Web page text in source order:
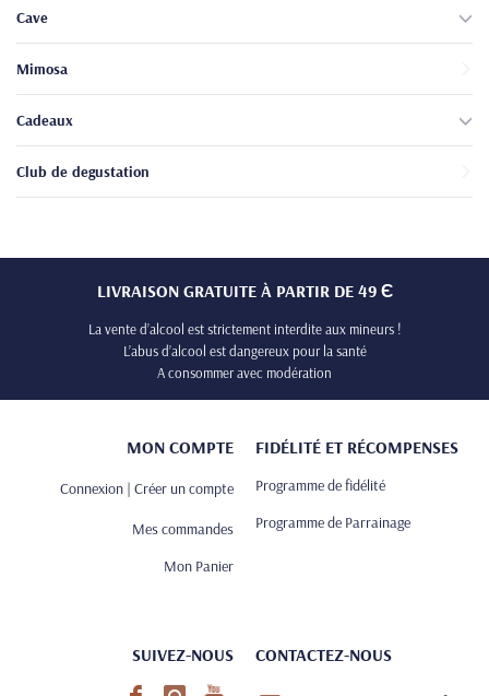
Cave
Mimosa
Cadeaux
Club de degustation
LIVRAISON GRATUITE À PARTIR DE 49 Є
La vente d’alcool est strictement interdite aux mineurs !
L’abus d’alcool est dangereux pour la santé
A consommer avec modération
MON COMPTE
Connexion | Créer un compte
Mes commandes
Mon Panier
FIDÉLITÉ ET RÉCOMPENSES
Programme de fidélité
Programme de Parrainage
SUIVEZ-NOUS CONTACTEZ-NOUS